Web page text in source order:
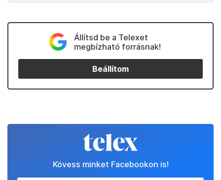
Állítsd be a Telexet
megbízható forrásnak!
Beállítom
Kövess minket Facebookon is!